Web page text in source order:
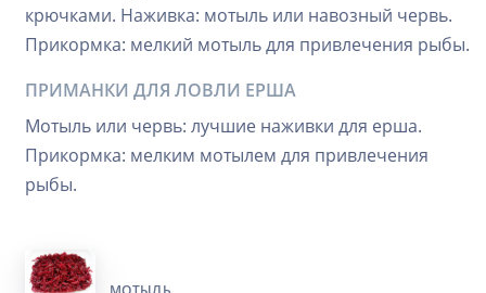
крючками. Наживка: мотыль или навозный червь.
Прикормка: мелкий мотыль для привлечения рыбы.
ПРИМАНКИ ДЛЯ ЛОВЛИ ЕРША
Мотыль или червь: лучшие наживки для ерша.
Прикормка: мелким мотылем для привлечения
рыбы.